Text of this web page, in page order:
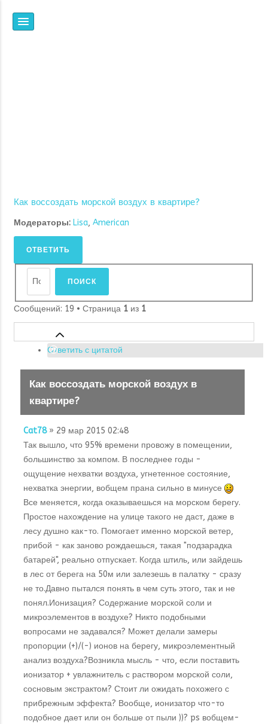
Как воссоздать морской воздух в квартире?
Модераторы: Lisa, American
ОТВЕТИТЬ
Сообщений: 19 • Страница 1 из 1
Ответить с цитатой
Как воссоздать морской воздух в
квартире?
Cat78» 29 мар 2015 02:48
Так вышло, что 95% времени провожу в помещении,
большинство за компом. В последнее годы -
ощущение нехватки воздуха, угнетенное состояние,
нехватка энергии, вобщем прана сильно в минусе
Все меняется, когда оказываешься на морском берегу.
Простое нахождение на улице такого не даст, даже в
лесу душно как-то. Помогает именно морской ветер,
прибой - как заново рождаешься, такая "подзарадка
батарей", реально отпускает. Когда штиль, или зайдешь
в лес от берега на 50м или залезешь в палатку - сразу
не то.Давно пытался понять в чем суть этого, так и не
понял.Ионизация? Содержание морской соли и
микроэлементов в воздухе? Никто подобными
вопросами не задавался? Может делали замеры
пропорции (+)/(-) ионов на берегу, микроэлементный
анализ воздуха?Возникла мысль - что, если поставить
ионизатор + увлажнитель с раствором морской соли,
сосновым экстрактом? Стоит ли ожидать похожего с
прибрежным эффекта? Вообще, ионизатор что-то
подобное дает или он больше от пыли ))? ps вобщем-